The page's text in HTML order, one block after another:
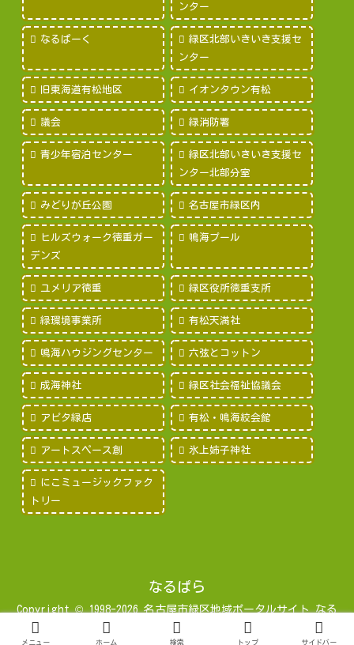
ンター
なるぱーく
緑区北部いきいき支援セ
ンター
旧東海道有松地区 イオンタウン有松
議会 緑消防署
青少年宿泊センター
緑区北部いきいき支援セ
ンター北部分室
みどりが丘公園 名古屋市緑区内
ヒルズウォーク徳重ガー
デンズ
鳴海プール
ユメリア徳重 緑区役所徳重支所
緑環境事業所 有松天満社
鳴海ハウジングセンター 六弦とコットン
成海神社 緑区社会福祉協議会
アピタ緑店 有松・鳴海絞会館
アートスペース創 氷上姉子神社
にこミュージックファク
トリー
なるぱら
Copyright © 1998-2026 名古屋市緑区地域ポータルサイト なる
メニュー ホーム 検索 トップ サイドバー